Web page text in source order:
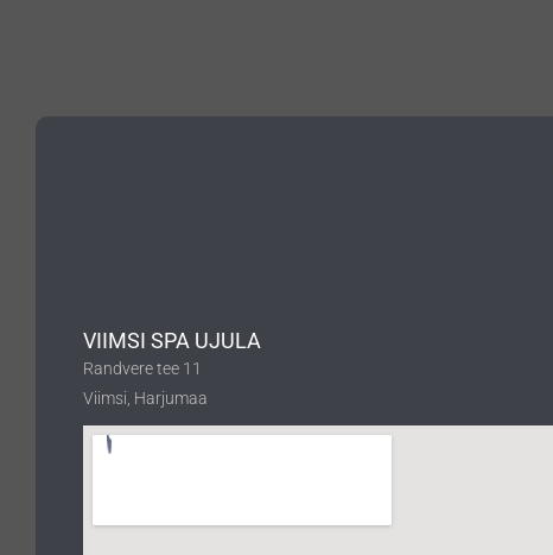
VIIMSI SPA UJULA
Randvere tee 11
Viimsi, Harjumaa